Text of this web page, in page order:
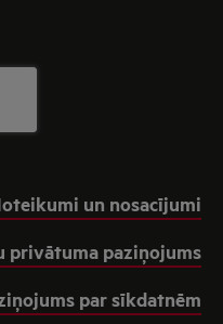
un nosacījumi
privātuma paziņojums
par sīkdatnēm